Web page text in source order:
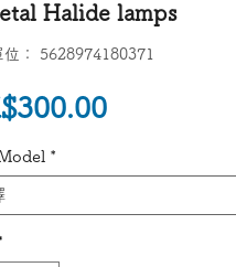
Halide lamps
位： 5628974180371
價格
*